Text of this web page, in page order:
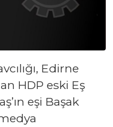
Edirne
HDP eski Eş
eşi Başak